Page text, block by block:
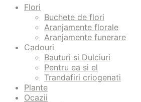
Flori
Buchete de flori
Aranjamente florale
Aranjamente funerare
Cadouri
Bauturi si Dulciuri
Pentru ea si el
Trandafiri criogenati
Plante
Ocazii